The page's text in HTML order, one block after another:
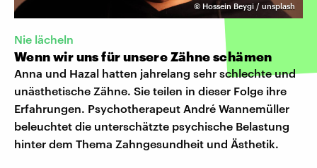
© Hossein Beygi / unsplash
Nie lächeln
Wenn wir uns für unsere Zähne schämen
Anna und Hazal hatten jahrelang sehr schlechte und
unästhetische Zähne. Sie teilen in dieser Folge ihre
Erfahrungen. Psychotherapeut André Wannemüller
beleuchtet die unterschätzte psychische Belastung
hinter dem Thema Zahngesundheit und Ästhetik.